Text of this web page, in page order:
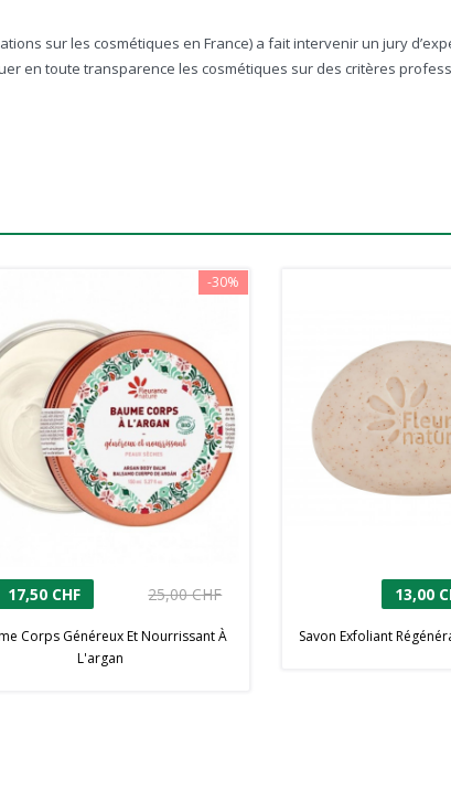
sur les cosmétiques en France) a fait intervenir un jury
en toute transparence les cosmétiques sur des critères
-30%
17,50 CHF 25,00 CHF
Corps Généreux Et Nourrissant À
L'argan
13,00
Savon Exfoliant